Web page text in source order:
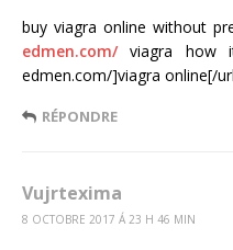
buy viagra online without
edmen.com/viagra how it
edmen.com/]viagra online[/
RÉPONDRE
Vujrtexima
8 OCTOBRE 2017 Á 23 H 46 MIN